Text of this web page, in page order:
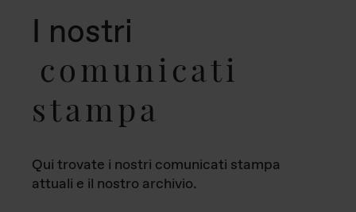
I nostri
comunicati
stampa
Qui trovate i nostri comunicati stampa
attuali e il nostro archivio.